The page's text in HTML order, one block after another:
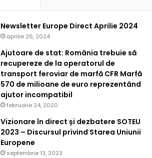
Newsletter Europe Direct Aprilie 2024
aprilie 26, 2024
Ajutoare de stat: România trebuie să
recupereze de la operatorul de
transport feroviar de marfă CFR Marfă
570 de milioane de euro reprezentând
ajutor incompatibil
februarie 24, 2020
Vizionare în direct și dezbatere SOTEU
2023 – Discursul privind Starea Uniunii
Europene
septembrie 13, 2023